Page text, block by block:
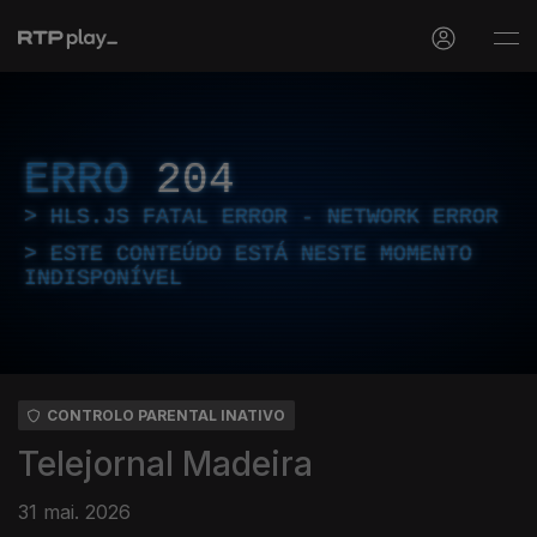
ERRO 204
HLS.JS FATAL ERROR - NETWORK ERROR
ESTE CONTEÚDO ESTÁ NESTE MOMENTO
INDISPONÍVEL
CONTROLO PARENTAL INATIVO
Telejornal Madeira
31 mai. 2026